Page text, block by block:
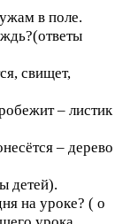
в поле.
свищет,
дерево
детей).
на уроке? ( о